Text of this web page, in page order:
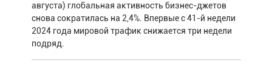
августа) глобальная активность бизнес-джетов
снова сократилась на 2,4%. Впервые с 41-й недели
2024 года мировой трафик снижается три недели
подряд.